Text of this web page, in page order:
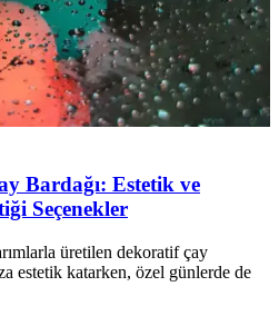
Bardağı: Estetik ve
Seçenekler
üretilen dekoratif çay
estetik katarken, özel günlerde de